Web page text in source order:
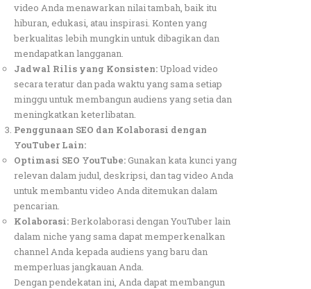
video Anda menawarkan nilai tambah, baik itu
hiburan, edukasi, atau inspirasi. Konten yang
berkualitas lebih mungkin untuk dibagikan dan
mendapatkan langganan.
Jadwal Rilis yang Konsisten:Upload video
secara teratur dan pada waktu yang sama setiap
minggu untuk membangun audiens yang setia dan
meningkatkan keterlibatan.
Penggunaan SEO dan Kolaborasi dengan
YouTuber Lain:
Optimasi SEO YouTube:Gunakan kata kunci yang
relevan dalam judul, deskripsi, dan tag video Anda
untuk membantu video Anda ditemukan dalam
pencarian.
Kolaborasi:Berkolaborasi dengan YouTuber lain
dalam niche yang sama dapat memperkenalkan
channel Anda kepada audiens yang baru dan
memperluas jangkauan Anda.
Dengan pendekatan ini, Anda dapat membangun